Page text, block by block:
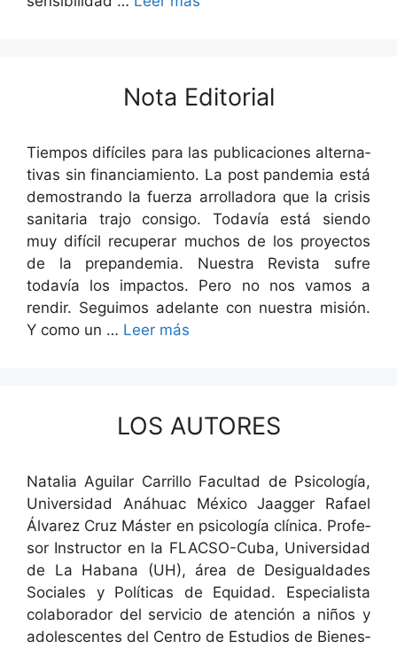
Nota Editorial
Tiem­pos difí­ciles para las pub­li­ca­ciones alter­na­
ti­vas sin finan­ciamien­to. La post pan­demia está
demostran­do la fuerza arrol­lado­ra que la cri­sis
san­i­taria tra­jo con­si­go. Todavía está sien­do
muy difí­cil recu­per­ar muchos de los proyec­tos
de la prepan­demia. Nues­tra Revista sufre
todavía los impactos. Pero no nos vamos a
rendir. Seguimos ade­lante con nues­tra mis­ión.
Y como un … Leer más
LOS AUTORES
Natalia Aguilar Car­ril­lo Fac­ul­tad de Psi­cología,
Uni­ver­si­dad Anáhuac Méx­i­co Jaag­ger Rafael
Álvarez Cruz Máster en psi­cología clíni­ca. Pro­fe­
sor Instruc­tor en la FLAC­­SO-Cuba, Uni­ver­si­dad
de La Habana (UH), área de Desigual­dades
Sociales y Políti­cas de Equidad. Espe­cial­ista
colab­o­rador del ser­vi­cio de aten­ción a niños y
ado­les­centes del Cen­tro de Estu­dios de Bien­es­